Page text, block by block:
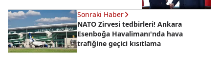
Sonraki Haber
NATO Zirvesi tedbirleri! Ankara
Esenboğa Havalimanı'nda hava
trafiğine geçici kısıtlama